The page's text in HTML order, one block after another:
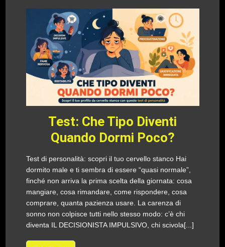
Test: Che Tipo Diventi
Quando Dormi Poco?
Test di personalità: scopri il tuo cervello stanco Hai
dormito male e ti sembra di essere “quasi normale”,
finché non arriva la prima scelta della giornata: cosa
mangiare, cosa rimandare, come rispondere, cosa
comprare, quanta pazienza usare. La carenza di
sonno non colpisce tutti nello stesso modo: c’è chi
diventa IL DECISIONISTA IMPULSIVO, chi scivola[...]